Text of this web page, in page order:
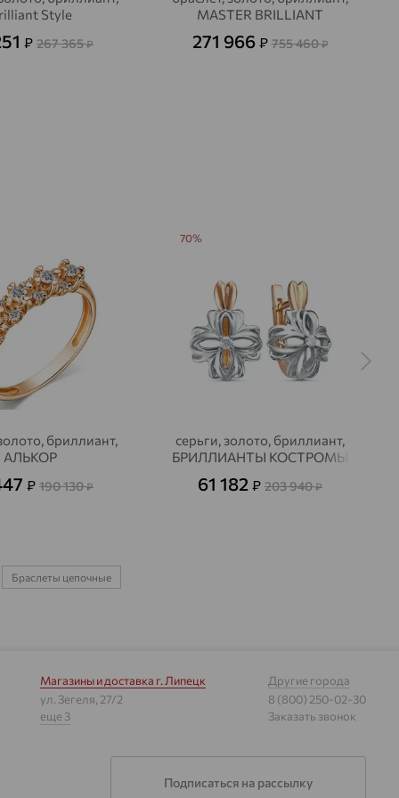
Style
₽ 267 365₽
MASTER BRILLIANT
271 966 ₽ 755 460₽
бриллиант,
АЛЬКОР
₽ 190 130₽
серьги, золото, бриллиант,
БРИЛЛИАНТЫ КОСТРОМЫ
61 182 ₽ 203 940₽
70%
Браслеты цепочные
Магазины и доставка г. Липецк
ул. Зегеля, 27/2
еще 3
Другие города
8 (800) 250-02-30
Заказать звонок
Подписаться на рассылку